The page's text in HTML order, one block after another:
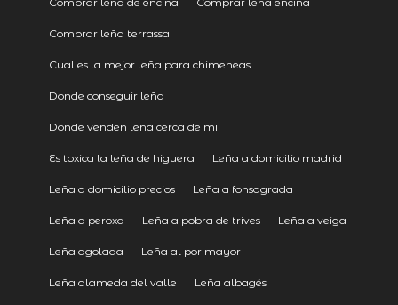
Comprar leña terrassa
Cual es la mejor leña para chimeneas
Donde conseguir leña
Donde venden leña cerca de mi
Es toxica la leña de higuera Leña a domicilio madrid
Leña a domicilio precios Leña a fonsagrada
Leña a peroxa Leña a pobra de trives Leña a veiga
Leña agolada Leña al por mayor
Leña alameda del valle Leña albagés